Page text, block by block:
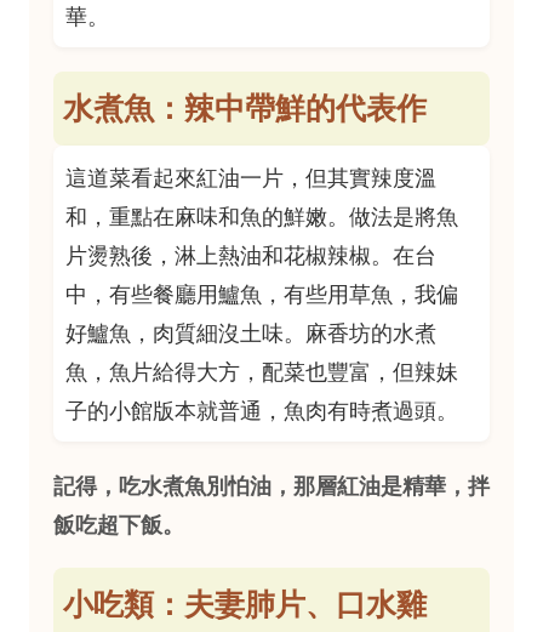
華。
水煮魚：辣中帶鮮的代表作
這道菜看起來紅油一片，但其實辣度溫
和，重點在麻味和魚的鮮嫩。做法是將魚
片燙熟後，淋上熱油和花椒辣椒。在台
中，有些餐廳用鱸魚，有些用草魚，我偏
好鱸魚，肉質細沒土味。麻香坊的水煮
魚，魚片給得大方，配菜也豐富，但辣妹
子的小館版本就普通，魚肉有時煮過頭。
記得，吃水煮魚別怕油，那層紅油是精華，拌
飯吃超下飯。
小吃類：夫妻肺片、口水雞